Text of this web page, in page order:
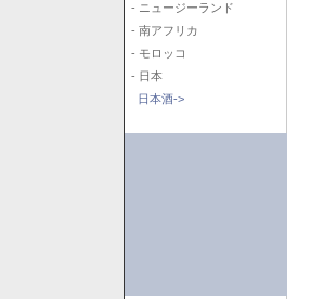
- ニュージーランド
- 南アフリカ
- モロッコ
- 日本
日本酒->